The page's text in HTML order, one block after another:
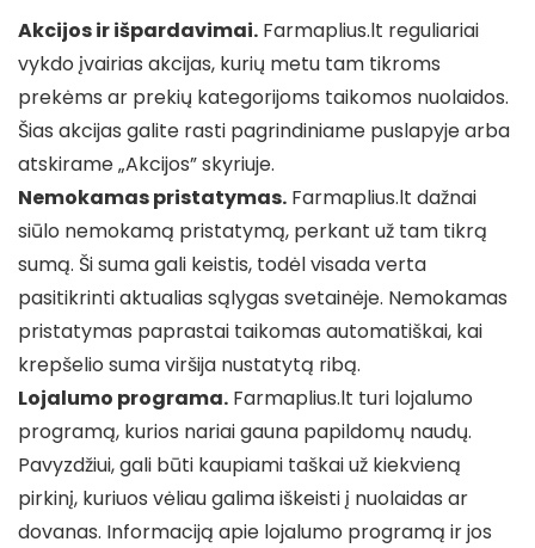
Akcijos ir išpardavimai. Farmaplius.lt reguliariai
vykdo įvairias akcijas, kurių metu tam tikroms
prekėms ar prekių kategorijoms taikomos nuolaidos.
Šias akcijas galite rasti pagrindiniame puslapyje arba
atskirame „Akcijos” skyriuje.
Nemokamas pristatymas. Farmaplius.lt dažnai
siūlo nemokamą pristatymą, perkant už tam tikrą
sumą. Ši suma gali keistis, todėl visada verta
pasitikrinti aktualias sąlygas svetainėje. Nemokamas
pristatymas paprastai taikomas automatiškai, kai
krepšelio suma viršija nustatytą ribą.
Lojalumo programa. Farmaplius.lt turi lojalumo
programą, kurios nariai gauna papildomų naudų.
Pavyzdžiui, gali būti kaupiami taškai už kiekvieną
pirkinį, kuriuos vėliau galima iškeisti į nuolaidas ar
dovanas. Informaciją apie lojalumo programą ir jos